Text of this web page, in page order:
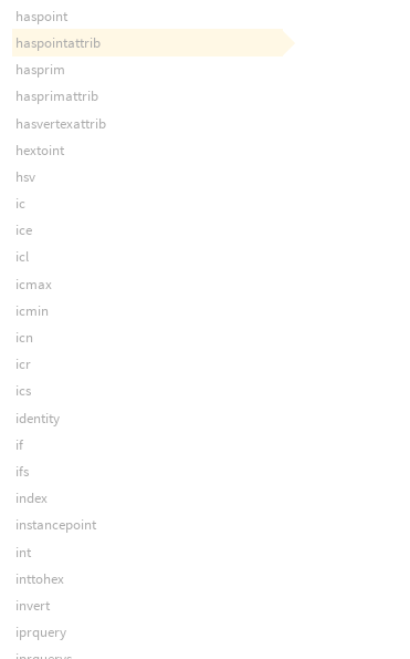
haspoint
haspointattrib
hasprim
hasprimattrib
hasvertexattrib
hextoint
hsv
ic
ice
icl
icmax
icmin
icn
icr
ics
identity
if
ifs
index
instancepoint
int
inttohex
invert
iprquery